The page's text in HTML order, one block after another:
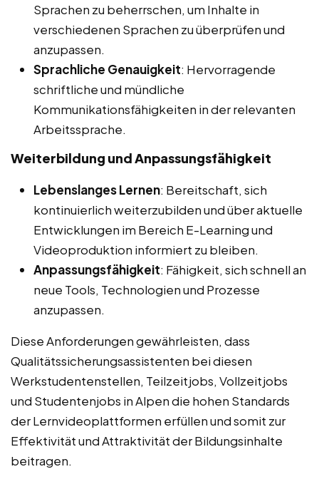
Sprachen zu beherrschen, um Inhalte in
verschiedenen Sprachen zu überprüfen und
anzupassen.
Sprachliche Genauigkeit: Hervorragende
schriftliche und mündliche
Kommunikationsfähigkeiten in der relevanten
Arbeitssprache.
Weiterbildung und Anpassungsfähigkeit
Lebenslanges Lernen: Bereitschaft, sich
kontinuierlich weiterzubilden und über aktuelle
Entwicklungen im Bereich E-Learning und
Videoproduktion informiert zu bleiben.
Anpassungsfähigkeit: Fähigkeit, sich schnell an
neue Tools, Technologien und Prozesse
anzupassen.
Diese Anforderungen gewährleisten, dass
Qualitätssicherungsassistenten bei diesen
Werkstudentenstellen, Teilzeitjobs, Vollzeitjobs
und Studentenjobs in Alpen die hohen Standards
der Lernvideoplattformen erfüllen und somit zur
Effektivität und Attraktivität der Bildungsinhalte
beitragen.